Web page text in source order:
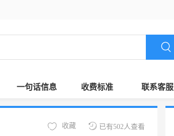
一句话信息 收费标准 联系客服
已有502人查看
收藏